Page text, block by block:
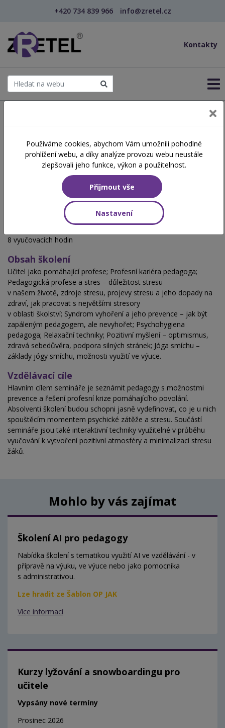
+420 734 839 966 info@zretel.cz
Kontakty
šablony
Základy stress
managementu pro
pedagogy
Hodinová dotace
8 vyučovacích hodin
Obsah školení
Učitel jako pomáhající profese; Profesní kariéra pedagoga;
Pedagogická profese a stres – důležitost stresu
v našem životě, zdroje stresu, projevy stresu a jeho dopady na
zdraví, jak pracovat s největšími stresory
v oblasti školství; Syndrom vyhoření a jeho prevence – jak být
zapáleným pedagogem, ale nevyhořet; Psychohygiena
pedagoga; Relaxační techniky; Pozitivní myšlení – optimismus,
zdravá sebedůvěra, podpora silných stránek; Jóga smíchu –
základy jógy smíchu, možnosti využití ve výuce.
Vzdělávací cíle
Hlavním cílem semináře je seznámit pedagogy s možnostmi
prevence a řešení profesní krize pomáhajícího povolání.
Absolventi školení budou schopni jasně vydefinovat, co je u nich
spouštěcím momentem psychické zátěže a stresu. Součástí
semináře jsou také interaktivní techniky využitelné v průběhu
vyučování k vytvoření pozitivní atmosféry a minimalizaci stresu
žáků.
Mohlo by vás zajímat
Školení AI pro pedagogy
Nabídka školení s tematikou využití AI ve vzdělávání - v
přípravě na výuku, ve výuce nebo jako pomocníka
s administrativou.
Lze hradit ze Šablon OP JAK
Více informací
Kurzy lyžování a snowboardingu pro
učitele
Vypsány nové termíny
Prosinec 2026
Používáme cookies, abychom Vám umožnili pohodlné
prohlížení webu, a díky analýze provozu webu neustále
zlepšovali jeho funkce, výkon a použitelnost.
Přijmout vše
Nastavení